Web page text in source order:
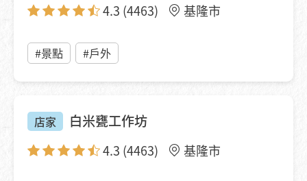
4.3 (4463) 基隆市
#景點 #戶外
店家 白米甕工作坊
4.3 (4463) 基隆市